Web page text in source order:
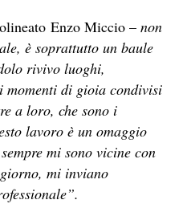
Enzo Miccio – non
è soprattutto un baule
rivivo luoghi,
di gioia condivisi
a loro, che sono i
lavoro è un omaggio
mi sono vicine con
mi inviano